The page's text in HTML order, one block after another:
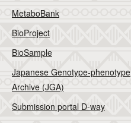
MetaboBank
BioProject
BioSample
Japanese Genotype-phenotype
Archive (JGA)
Submission portal D-way